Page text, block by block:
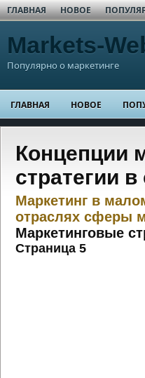
ГЛАВНАЯ НОВОЕ
Markets-
Популярно о маркетинге
ГЛАВНАЯ НОВОЕ
Концепции
стратегии
Маркетинг в
отраслях сферы
Маркетинговые
Страница 5